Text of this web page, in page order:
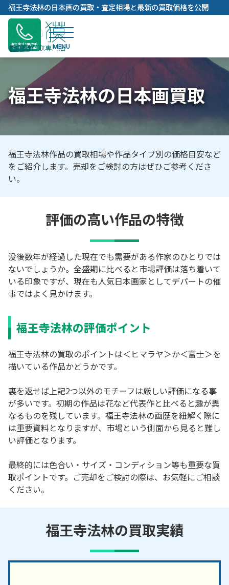
内
容
キ
プ
福王寺法林の日本画の買取・査定相場と最新の買取価格を公開
無料通話
福王寺法林の日本画買取
福王寺法林作品の買取相場や作品タイプ別の価格目安など
をご紹介します。売却をご検討の方はぜひご参考くださ
い。
評価の高い作品の特徴
没後数年が経過した現在でも需要がある作家のひとりでは
ないでしょうか。全盛期に比べると市場評価は落ち着いて
いる印象ですが、現在も人気日本画家としてデパートの催
事ではよく見かけます。
福王寺法林の評価ポイント
福王寺法林の買取のポイントは＜ヒマラヤ＞か＜富士＞を
描いている作品かどうかです。
裏を返せば上記2つ以外のモチーフは厳しい評価になる事
が多いです。初期の作品は花など代表作と比べると趣が異
なるものを残しています。福王寺法林の画歴を紐解く際に
は重要資料となりますが、市場という側面から見ると難し
い評価となります。
最終的には色合い・サイズ・コンディション等も重要な買
取ポイントです。ご売却をご検討の際は、お気軽にご相談
ください。
福王寺法林の買取実績